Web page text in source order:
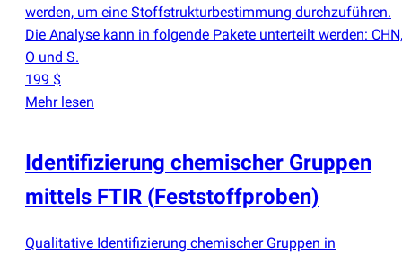
werden, um eine Stoffstrukturbestimmung durchzuführen.
Die Analyse kann in folgende Pakete unterteilt werden: CHN,
O und S.
199 $
Mehr lesen
Identifizierung chemischer Gruppen
mittels FTIR (Feststoffproben)
Qualitative Identifizierung chemischer Gruppen in